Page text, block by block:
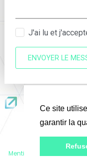
Ce site
garantir la
J'ai lu et
ENVOYER LE
Mentions légales &